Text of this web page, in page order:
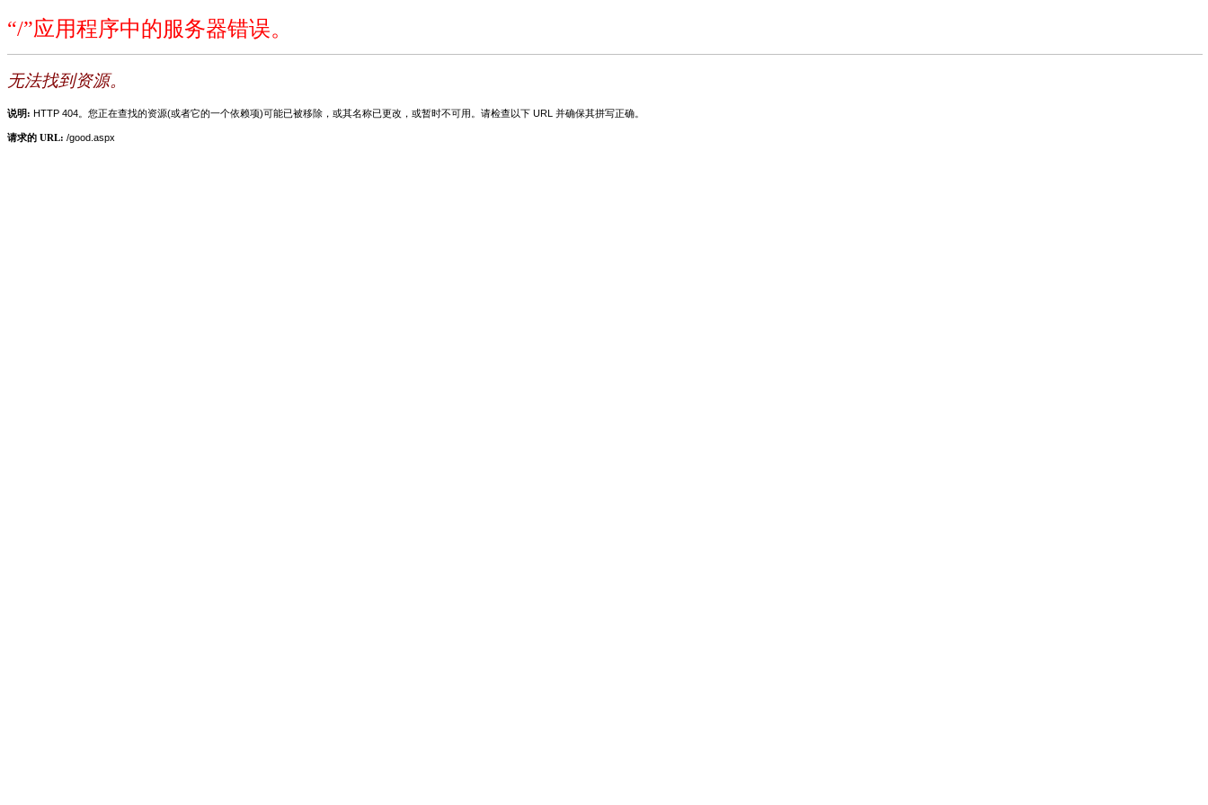
“/”应用程序中的服务器错误。
无法找到资源。
说明: HTTP 404。您正在查找的资源(或者它的一个依赖项)可能已被移除，或其名称已更改，或暂时不可用。请检查以下 URL 并确保其拼写正确。
请求的 URL: /good.aspx